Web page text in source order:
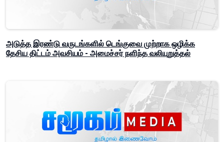
அடுத்த இரண்டு வருடங்களில் டெங்குவை முற்றாக ஒழிக்க
தேசிய திட்டம் அவசியம் - அமைச்சர் நளிந்த வலியுறுத்தல்